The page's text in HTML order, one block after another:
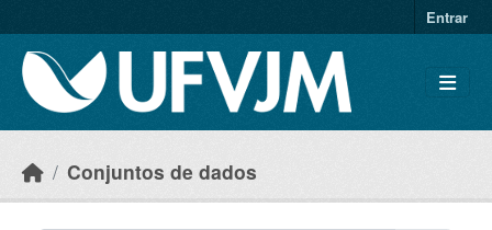
Entrar
Conjuntos de dados